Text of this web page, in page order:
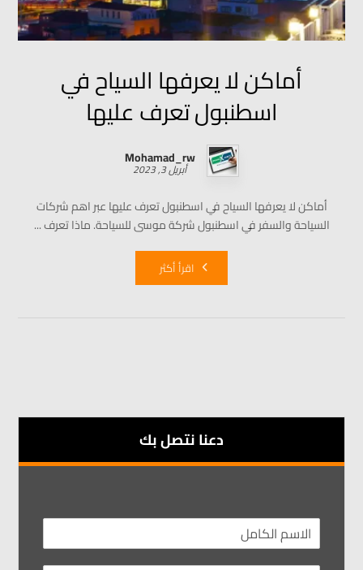
أماكن لا يعرفها السياح في
اسطنبول تعرف عليها
Mohamad_rw
أبريل 3, 2023
أماكن لا يعرفها السياح في اسطنبول تعرف عليها عبر اهم شركات
السياحة والسفر في اسطنبول شركة موسى للسياحة. ماذا تعرف ...
اقرأ أكثر
دعنا نتصل بك